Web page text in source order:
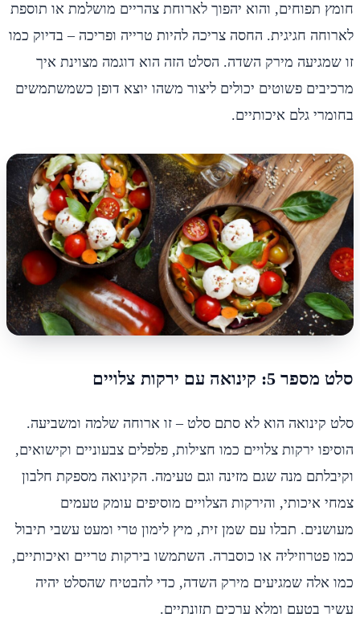
חומץ תפוחים, והוא יהפוך לארוחת צהריים מושלמת או תוספת
לארוחה חגיגית. החסה צריכה להיות טרייה ופריכה – בדיוק כמו
זו שמגיעה מירק השדה. הסלט הזה הוא דוגמה מצוינת איך
מרכיבים פשוטים יכולים ליצור משהו יוצא דופן כשמשתמשים
בחומרי גלם איכותיים.
סלט מספר 5: קינואה עם ירקות צלויים
סלט קינואה הוא לא סתם סלט – זו ארוחה שלמה ומשביעה.
הוסיפו ירקות צלויים כמו חצילות, פלפלים צבעוניים וקישואים,
וקיבלתם מנה שגם מזינה וגם טעימה. הקינואה מספקת חלבון
צמחי איכותי, והירקות הצלויים מוסיפים עומק טעמים
מעושנים. תבלו עם שמן זית, מיץ לימון טרי ומעט עשבי תיבול
כמו פטרוזיליה או כוסברה. השתמשו בירקות טריים ואיכותיים,
כמו אלה שמגיעים מירק השדה, כדי להבטיח שהסלט יהיה
עשיר בטעם ומלא ערכים תזונתיים.